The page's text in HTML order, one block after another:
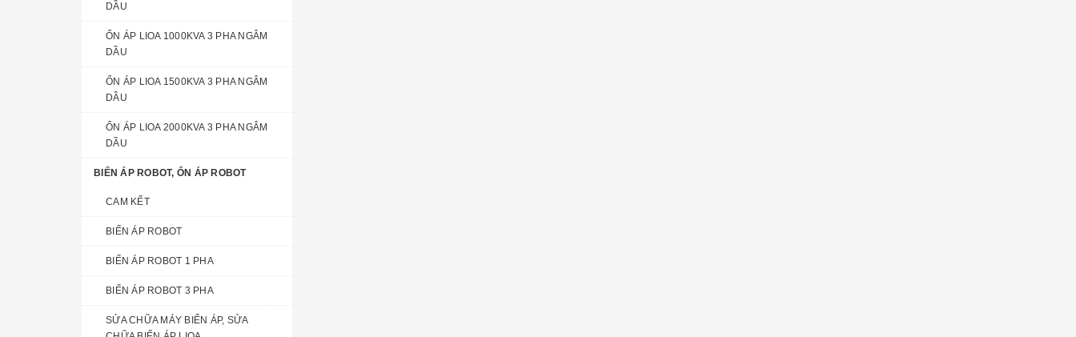
DẦU
ỔN ÁP LIOA 1000KVA 3 PHA NGÂM
DẦU
ỔN ÁP LIOA 1500KVA 3 PHA NGÂM
DẦU
ỔN ÁP LIOA 2000KVA 3 PHA NGÂM
DẦU
BIẾN ÁP ROBOT, ỔN ÁP ROBOT
CAM KẾT
BIẾN ÁP ROBOT
BIẾN ÁP ROBOT 1 PHA
BIẾN ÁP ROBOT 3 PHA
SỬA CHỮA MÁY BIẾN ÁP, SỬA